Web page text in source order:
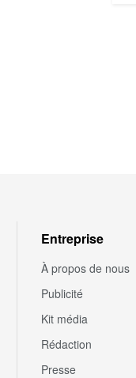
Entreprise
À propos de nous
Publicité
Kit média
Rédaction
Presse